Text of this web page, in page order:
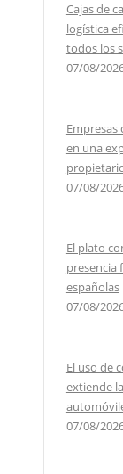
Cajas de
logística
todos los
07/08/
en una
07/08/
El plato
presencia
españolas
07/08/
El uso de
extiende
07/08/